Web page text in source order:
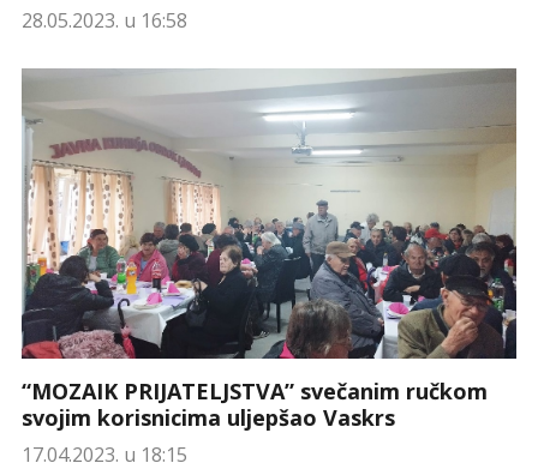
28.05.2023. u 16:58
“MOZAIK PRIJATELJSTVA” svečanim ručkom
svojim korisnicima uljepšao Vaskrs
17.04.2023. u 18:15